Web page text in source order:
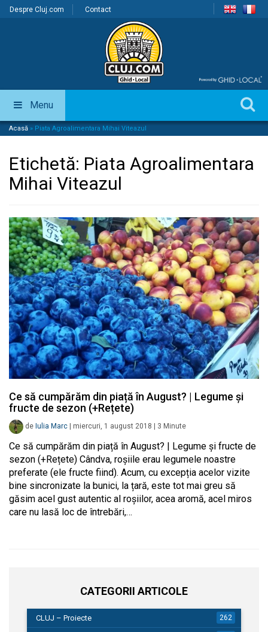
Despre Cluj.com Contact
Menu
Acasă » Piata Agroalimentara Mihai Viteazul
Etichetă: Piata Agroalimentara
Mihai Viteazul
Ce să cumpărăm din piață în August? | Legume și
fructe de sezon (+Rețete)
de Iulia Marc miercuri, 1 august 2018 3 Minute
Ce să cumpărăm din piață în August? | Legume și fructe de
sezon (+Rețete) Cândva, roșiile erau legumele noastre
preferate (ele fructe fiind). Acum, cu excepția acelor vizite
bine sincronizate la bunici, la țară, este tot mai greu să
găsim acel gust autentic al roșiilor, acea aromă, acel miros
care nu lasă loc de întrebări,…
CATEGORII ARTICOLE
CLUJ – Proiecte 262